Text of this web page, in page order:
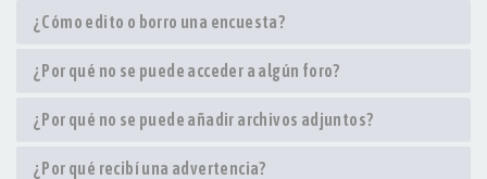
¿Cómo edito o borro una encuesta?
¿Por qué no se puede acceder a algún foro?
¿Por qué no se puede añadir archivos adjuntos?
¿Por qué recibí una advertencia?